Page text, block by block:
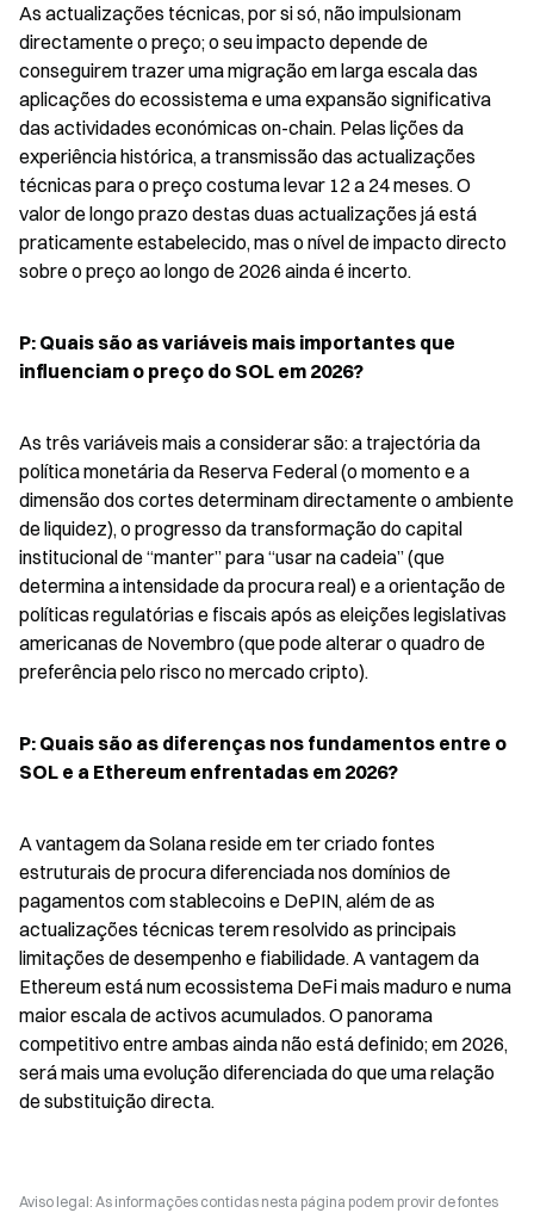
As actualizações técnicas, por si só, não impulsionam
directamente o preço; o seu impacto depende de
conseguirem trazer uma migração em larga escala das
aplicações do ecossistema e uma expansão significativa
das actividades económicas on-chain. Pelas lições da
experiência histórica, a transmissão das actualizações
técnicas para o preço costuma levar 12 a 24 meses. O
valor de longo prazo destas duas actualizações já está
praticamente estabelecido, mas o nível de impacto directo
sobre o preço ao longo de 2026 ainda é incerto.
P: Quais são as variáveis mais importantes que
influenciam o preço do SOL em 2026?
As três variáveis mais a considerar são: a trajectória da
política monetária da Reserva Federal (o momento e a
dimensão dos cortes determinam directamente o ambiente
de liquidez), o progresso da transformação do capital
institucional de “manter” para “usar na cadeia” (que
determina a intensidade da procura real) e a orientação de
políticas regulatórias e fiscais após as eleições legislativas
americanas de Novembro (que pode alterar o quadro de
preferência pelo risco no mercado cripto).
P: Quais são as diferenças nos fundamentos entre o
SOL e a Ethereum enfrentadas em 2026?
A vantagem da Solana reside em ter criado fontes
estruturais de procura diferenciada nos domínios de
pagamentos com stablecoins e DePIN, além de as
actualizações técnicas terem resolvido as principais
limitações de desempenho e fiabilidade. A vantagem da
Ethereum está num ecossistema DeFi mais maduro e numa
maior escala de activos acumulados. O panorama
competitivo entre ambas ainda não está definido; em 2026,
será mais uma evolução diferenciada do que uma relação
de substituição directa.
Aviso legal: As informações contidas nesta página podem provir de fontes